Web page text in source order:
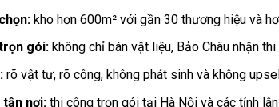
kho hơn 600m² với gần 30 thương hiệu và
gói:không chỉ bán vật liệu, Bảo Châu nhận
rõ vật tư, rõ công, không phát sinh và không
tận nơi:thi công trọn gói tại Hà Nội và các tỉnh lân